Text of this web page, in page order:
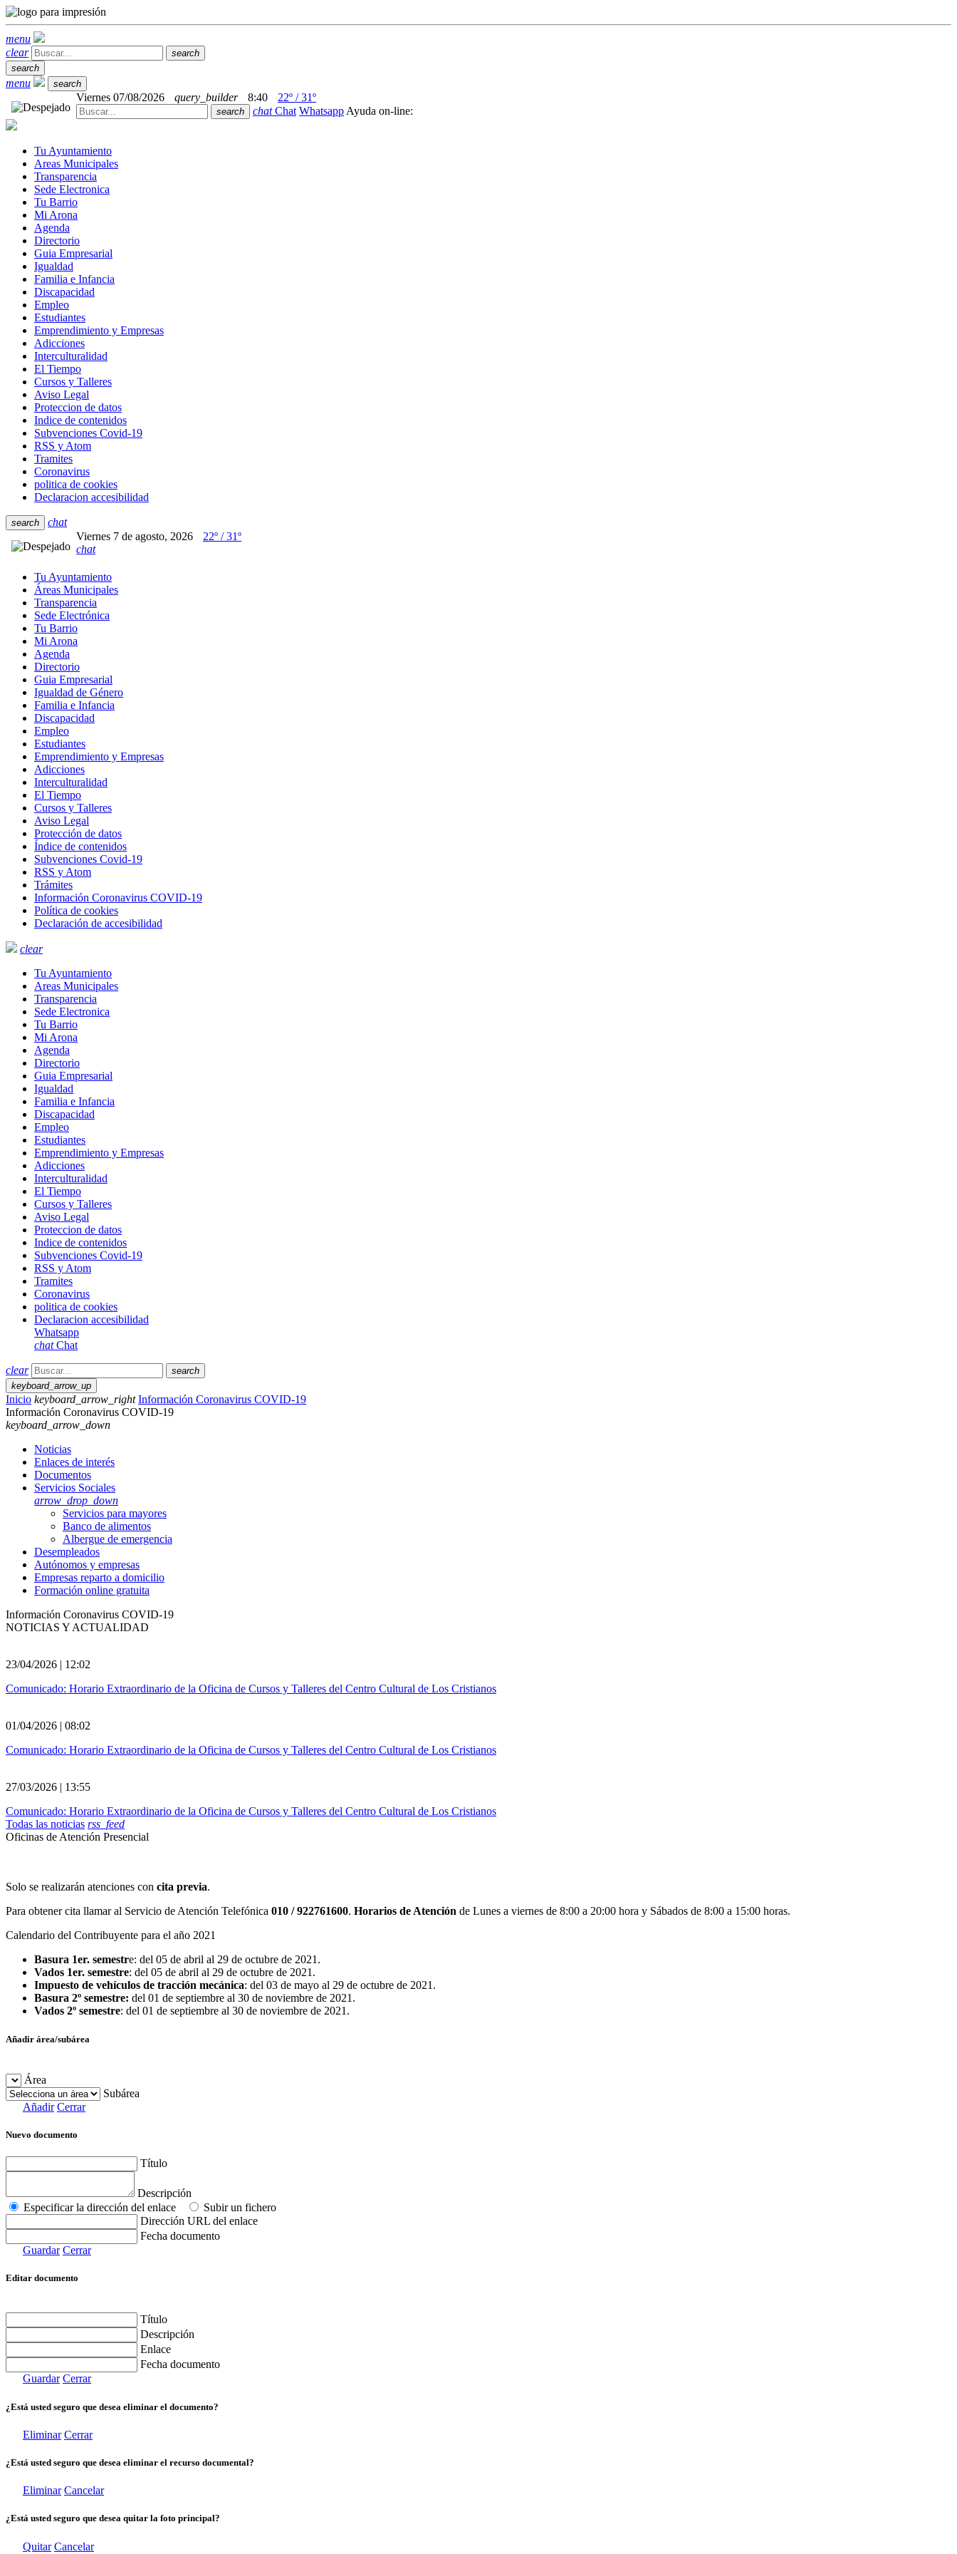
menu
clear
search
search
menu search
Viernes 07/08/2026 query_builder 8:40 22º / 31º
search chatChat Whatsapp Ayuda on-line:
Tu Ayuntamiento
Areas Municipales
Transparencia
Sede Electronica
Tu Barrio
Mi Arona
Agenda
Directorio
Guia Empresarial
Igualdad
Familia e Infancia
Discapacidad
Empleo
Estudiantes
Emprendimiento y Empresas
Adicciones
Interculturalidad
El Tiempo
Cursos y Talleres
Aviso Legal
Proteccion de datos
Indice de contenidos
Subvenciones Covid-19
RSS y Atom
Tramites
Coronavirus
politica de cookies
Declaracion accesibilidad
search
chat
Viernes 7 de agosto, 2026
22º / 31º
chat
Tu Ayuntamiento
Áreas Municipales
Transparencia
Sede Electrónica
Tu Barrio
Mi Arona
Agenda
Directorio
Guia Empresarial
Igualdad de Género
Familia e Infancia
Discapacidad
Empleo
Estudiantes
Emprendimiento y Empresas
Adicciones
Interculturalidad
El Tiempo
Cursos y Talleres
Aviso Legal
Protección de datos
Índice de contenidos
Subvenciones Covid-19
RSS y Atom
Trámites
Información Coronavirus COVID-19
Política de cookies
Declaración de accesibilidad
clear
Tu Ayuntamiento
Areas Municipales
Transparencia
Sede Electronica
Tu Barrio
Mi Arona
Agenda
Directorio
Guia Empresarial
Igualdad
Familia e Infancia
Discapacidad
Empleo
Estudiantes
Emprendimiento y Empresas
Adicciones
Interculturalidad
El Tiempo
Cursos y Talleres
Aviso Legal
Proteccion de datos
Indice de contenidos
Subvenciones Covid-19
RSS y Atom
Tramites
Coronavirus
politica de cookies
Declaracion accesibilidad
Whatsapp
chat Chat
clear
search
keyboard_arrow_up
Inicio keyboard_arrow_right Información Coronavirus COVID-19
Información Coronavirus COVID-19
keyboard_arrow_down
Noticias
Enlaces de interés
Documentos
Servicios Sociales
arrow_drop_down
Servicios para mayores
Banco de alimentos
Albergue de emergencia
Desempleados
Autónomos y empresas
Empresas reparto a domicilio
Formación online gratuita
Información Coronavirus COVID-19
NOTICIAS Y ACTUALIDAD
23/04/2026 | 12:02
Comunicado: Horario Extraordinario de la Oficina de Cursos y Talleres del Centro Cultural de Los Cristianos
01/04/2026 | 08:02
Comunicado: Horario Extraordinario de la Oficina de Cursos y Talleres del Centro Cultural de Los Cristianos
27/03/2026 | 13:55
Comunicado: Horario Extraordinario de la Oficina de Cursos y Talleres del Centro Cultural de Los Cristianos
Todas las noticias rss_feed
Oficinas de Atención Presencial
Solo se realizarán atenciones con cita previa.
Para obtener cita llamar al Servicio de Atención Telefónica 010 / 922761600. Horarios de Atención de Lunes a viernes de 8:00 a 20:00 hora y Sábados de 8:00 a 15:00 horas.
Calendario del Contribuyente para el año 2021
Basura 1er. semestre: del 05 de abril al 29 de octubre de 2021.
Vados 1er. semestre: del 05 de abril al 29 de octubre de 2021.
Impuesto de vehículos de tracción mecánica: del 03 de mayo al 29 de octubre de 2021.
Basura 2º semestre: del 01 de septiembre al 30 de noviembre de 2021.
Vados 2º semestre: del 01 de septiembre al 30 de noviembre de 2021.
Añadir área/subárea
Área
Subárea
Añadir Cerrar
Nuevo documento
Título
Descripción
Especificar la dirección del enlace
Subir un fichero
Dirección URL del enlace
Fecha documento
Guardar Cerrar
Editar documento
Título
Descripción
Enlace
Fecha documento
Guardar Cerrar
¿Está usted seguro que desea eliminar el documento?
Eliminar Cerrar
¿Está usted seguro que desea eliminar el recurso documental?
Eliminar Cancelar
¿Está usted seguro que desea quitar la foto principal?
Quitar Cancelar